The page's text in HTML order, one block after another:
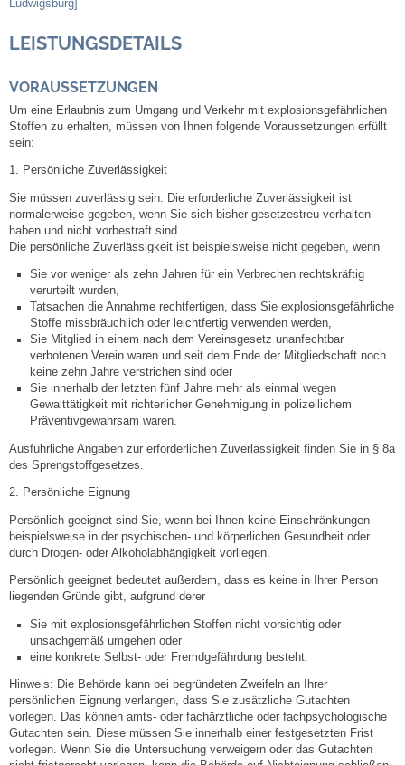
Betreuung & Bildung
Kindergärten
Musikschule
Kirchen & Religionen
Evangelische Kirchengemeinde
Katholische Kirchengemeinde
Gemeindehalle
Schulturnhalle
Hallen- und Raumreservierung
Soziale Einrichtungen
Gesundheit
Ludwigsburg]
LEISTUNGSDETAILS
VORAUSSETZUNGEN
Um eine Erlaubnis zum Umgang und Verkehr mit explosionsgefährlichen
Stoffen zu erhalten, müssen von Ihnen folgende Voraussetzungen erfüllt
sein:
1. Persönliche Zuverlässigkeit
Sie müssen zuverlässig sein. Die erforderliche Zuverlässigkeit ist
normalerweise gegeben, wenn Sie sich bisher gesetzestreu verhalten
haben und nicht vorbestraft sind.
Die persönliche Zuverlässigkeit ist beispielsweise nicht gegeben, wenn
Sie vor weniger als zehn Jahren für ein Verbrechen rechtskräftig
verurteilt wurden,
Tatsachen die Annahme rechtfertigen, dass Sie explosionsgefährliche
Stoffe missbräuchlich oder leichtfertig verwenden werden,
Sie Mitglied in einem nach dem Vereinsgesetz unanfechtbar
verbotenen Verein waren und seit dem Ende der Mitgliedschaft noch
keine zehn Jahre verstrichen sind oder
Sie innerhalb der letzten fünf Jahre mehr als einmal wegen
Gewalttätigkeit mit richterlicher Genehmigung in polizeilichem
Präventivgewahrsam waren.
Ausführliche Angaben zur erforderlichen Zuverlässigkeit finden Sie in § 8a
des Sprengstoffgesetzes.
2. Persönliche Eignung
Persönlich geeignet sind Sie, wenn bei Ihnen keine Einschränkungen
beispielsweise in der psychischen- und körperlichen Gesundheit oder
durch Drogen- oder Alkoholabhängigkeit vorliegen.
Persönlich geeignet bedeutet außerdem, dass es keine in Ihrer Person
liegenden Gründe gibt, aufgrund derer
Sie mit explosionsgefährlichen Stoffen nicht vorsichtig oder
unsachgemäß umgehen oder
eine konkrete Selbst- oder Fremdgefährdung besteht.
Hinweis: Die Behörde kann bei begründeten Zweifeln an Ihrer
persönlichen Eignung verlangen, dass Sie zusätzliche Gutachten
vorlegen. Das können amts- oder fachärztliche oder fachpsychologische
Gutachten sein. Diese müssen Sie innerhalb einer festgesetzten Frist
vorlegen. Wenn Sie die Untersuchung verweigern oder das Gutachten